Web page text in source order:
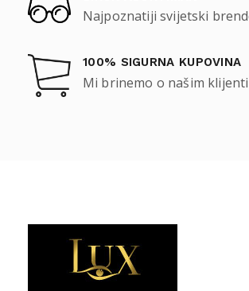
Najpoznatiji svijetski
100% SIGURNA KUPOVINA
Mi brinemo o našim